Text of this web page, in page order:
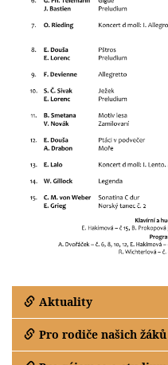
Aktuality
Pro rodiče našich žáků